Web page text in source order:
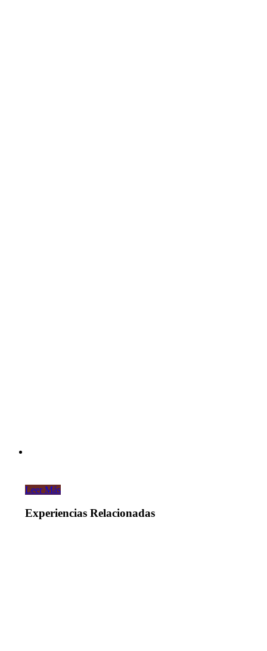
Leer Más
Experiencias Relacionadas